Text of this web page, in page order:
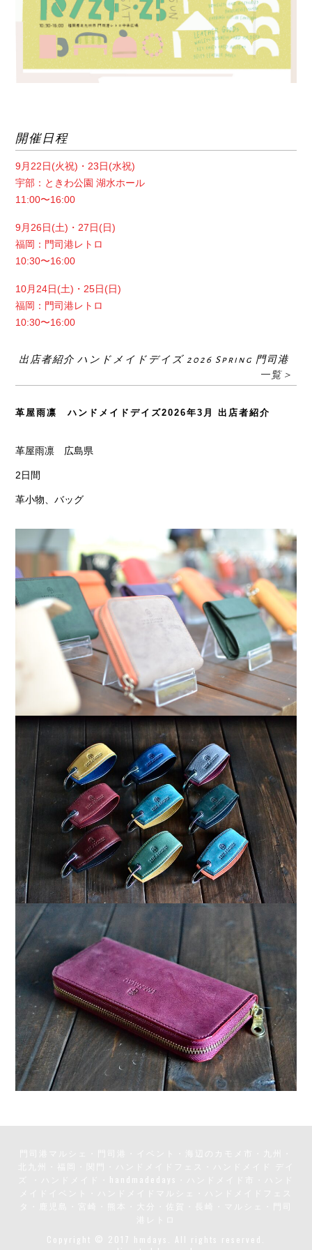
開催日程
9月22日(火祝)・23日(水祝)
宇部：ときわ公園 湖水ホール
11:00〜16:00
9月26日(土)・27日(日)
福岡：門司港レトロ
10:30〜16:00
10月24日(土)・25日(日)
福岡：門司港レトロ
10:30〜16:00
出店者紹介 ハンドメイドデイズ 2026 Spring 門司港
一覧＞
革屋雨凛 ハンドメイドデイズ2026年3月 出店者紹介
革屋雨凛 広島県
2日間
革小物、バッグ
門司港マルシェ・門司港・イベント・海辺のカモメ市・九州・
ズ ・ハンドメイド・handmadedays・ハンドメイド市・ハンド
タ・鹿児島・宮崎・熊本・大分・佐賀・長崎・マルシェ・門司
Copyright © 2017 hmdays. All rights reserved.